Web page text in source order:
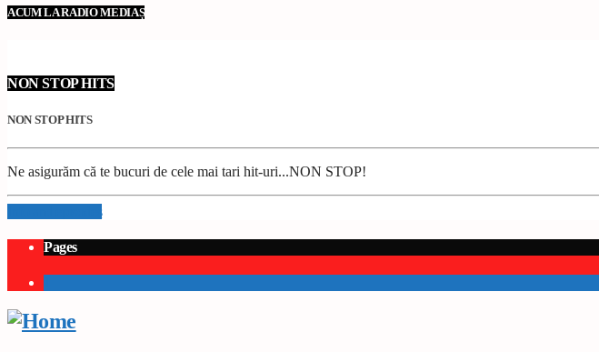
ACUM LA RADIO MEDIAȘ
NON STOP HITS
NON STOP HITS
Ne asigurăm că te bucuri de cele mai tari hit-uri...NON STOP!
Info and episodes
Pages